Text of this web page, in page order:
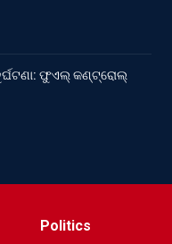
ଫୁଏଲ୍‌ କଣ୍ଟ୍ରୋଲ୍‌
Politics